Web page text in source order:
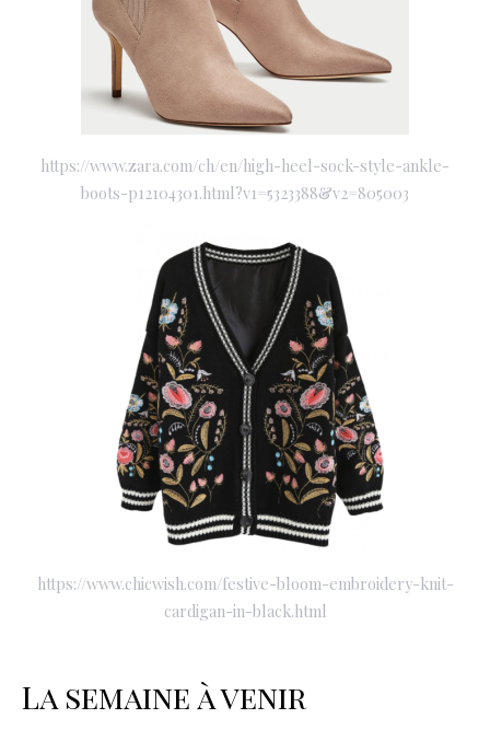
https://www.zara.com/ch/en/high-heel-sock-style-ankle-
boots-p12104301.html?v1=5323388&v2=805003
https://www.chicwish.com/festive-bloom-embroidery-knit-
cardigan-in-black.html
La semaine à venir